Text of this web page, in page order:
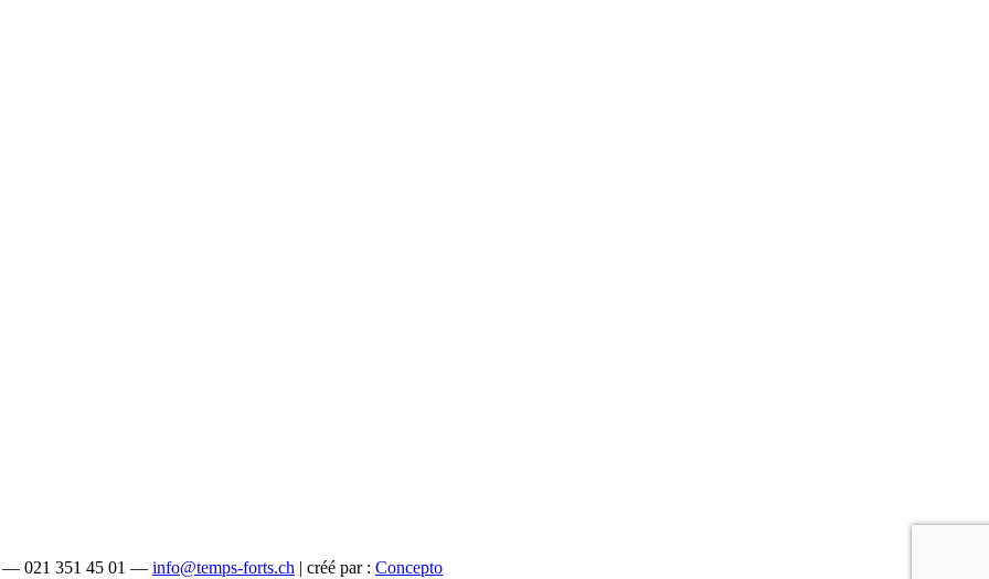
— 021 351 45 01 — info@temps-forts.ch | créé par : Concepto